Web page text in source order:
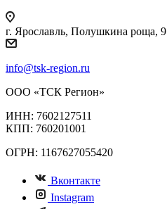
г. Ярославль, Полушкина роща, 9
info@tsk-region.ru
ООО «ТСК Регион»
ИНН: 7602127511
КПП: 760201001
ОГРН: 1167627055420
Вконтакте
Instagram